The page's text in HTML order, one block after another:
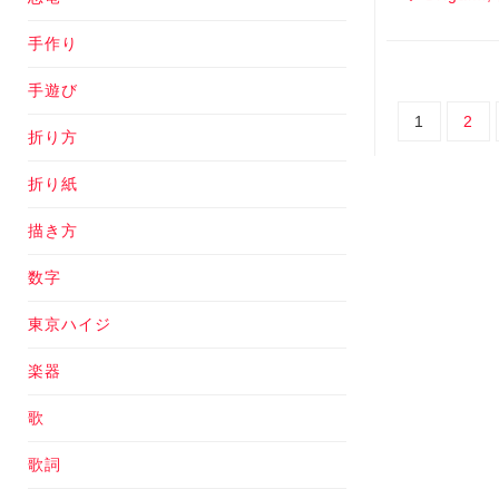
1 2
手作り
手遊び
折り方
折り紙
描き方
数字
東京ハイジ
楽器
歌
歌詞